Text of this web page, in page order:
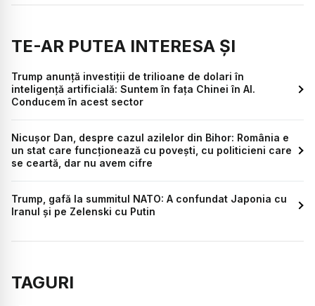
TE-AR PUTEA INTERESA ȘI
Trump anunță investiții de trilioane de dolari în
inteligență artificială: Suntem în fața Chinei în AI.
Conducem în acest sector
Nicușor Dan, despre cazul azilelor din Bihor: România e
un stat care funcționează cu povești, cu politicieni care
se ceartă, dar nu avem cifre
Trump, gafă la summitul NATO: A confundat Japonia cu
Iranul și pe Zelenski cu Putin
TAGURI